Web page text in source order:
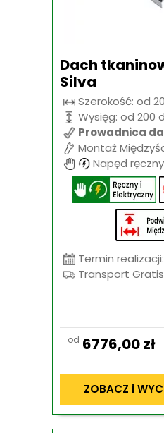
Dach
Silva
Szerokość: od
Wysięg: od 200
Prowadnica
Montaż
Napęd
Termin
Transport Gratis
od 6776,00zł
ZOBACZ i